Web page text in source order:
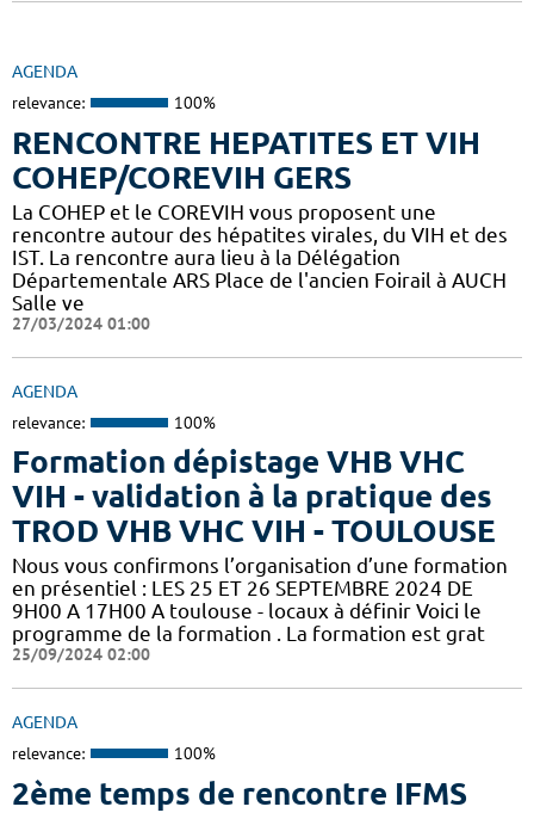
AGENDA
relevance: 100%
RENCONTRE HEPATITES ET VIH
COHEP/COREVIH GERS
La COHEP et le COREVIH vous proposent une
rencontre autour des hépatites virales, du VIH et des
IST. La rencontre aura lieu à la Délégation
Départementale ARS Place de l'ancien Foirail à AUCH
Salle ve
27/03/2024 01:00
AGENDA
relevance: 100%
Formation dépistage VHB VHC
VIH - validation à la pratique des
TROD VHB VHC VIH - TOULOUSE
Nous vous confirmons l’organisation d’une formation
en présentiel : LES 25 ET 26 SEPTEMBRE 2024 DE
9H00 A 17H00 A toulouse - locaux à définir Voici le
programme de la formation . La formation est grat
25/09/2024 02:00
AGENDA
relevance: 100%
2ème temps de rencontre IFMS